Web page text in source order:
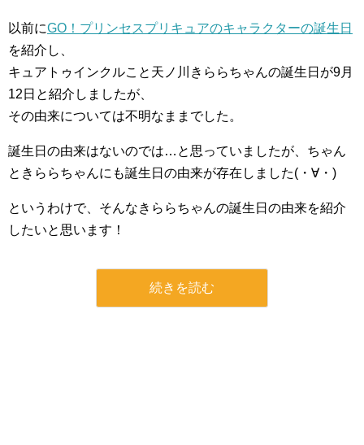
以前にGO！プリンセスプリキュアのキャラクターの誕生日
を紹介し、
キュアトゥインクルこと天ノ川きららちゃんの誕生日が9月
12日と紹介しましたが、
その由来については不明なままでした。
誕生日の由来はないのでは…と思っていましたが、ちゃん
ときららちゃんにも誕生日の由来が存在しました(・∀・)
というわけで、そんなきららちゃんの誕生日の由来を紹介
したいと思います！
続きを読む